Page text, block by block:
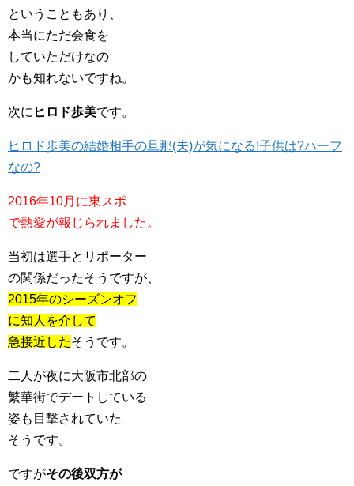
ということもあり、
本当にただ会食を
していただけなの
かも知れないですね。
次に ヒロド歩美です。
ヒロド歩美の結婚相手の旦那(夫)が気になる!子供は?ハーフ
なの?
2016年10月に東スポ
で熱愛が報じられました。
当初は選手とリポーター
の関係だったそうですが、
2015年のシーズンオフ
に知人を介して
急接近したそうです。
二人が夜に大阪市北部の
繁華街でデートしている
姿も目撃されていた
そうです。
ですがその後双方が